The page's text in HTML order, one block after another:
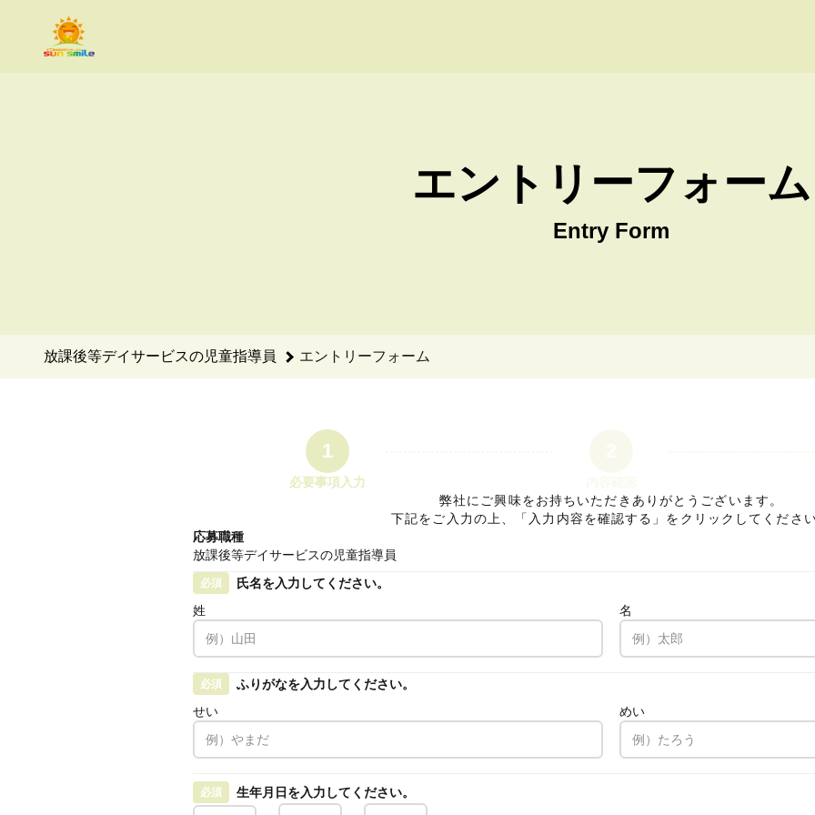
エントリーフォーム
Entry Form
放課後等デイサービスの児童指導員 エントリーフォーム
1
必要事項入力
弊社にご興味をお持ちいただきありがとうございます。
下記をご入力の上、「入力内容を確認する」をクリックしてください
応募職種
放課後等デイサービスの児童指導員
必須
氏名を入力してください。
姓
名
必須
ふりがなを入力してください。
せい
めい
必須 生年月日を入力してください。